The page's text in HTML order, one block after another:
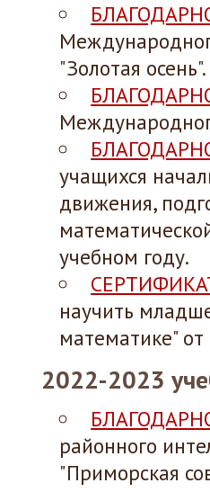
"Золотая осень".
учащихся
движения,
учебном году.
научить
математике"
2022-2023
районного
"Приморская